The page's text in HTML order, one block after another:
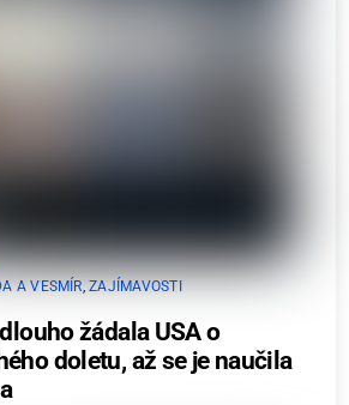
A VESMÍR ,ZAJÍMAVOSTI
žádala USA o
doletu, až se je naučila